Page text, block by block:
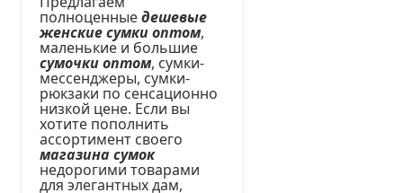
полноценныедешевые
женские сумки оптом,
маленькие и большие
сумочки оптом, сумки-
мессенджеры, сумки-
рюкзаки по сенсационно
низкой цене. Если вы
хотите пополнить
ассортимент своего
магазина сумок
недорогими товарами
для элегантных дам,